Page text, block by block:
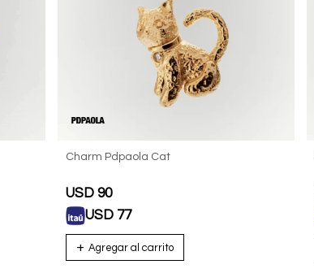
Charm Pdpaola Cat
USD 90
USD 77